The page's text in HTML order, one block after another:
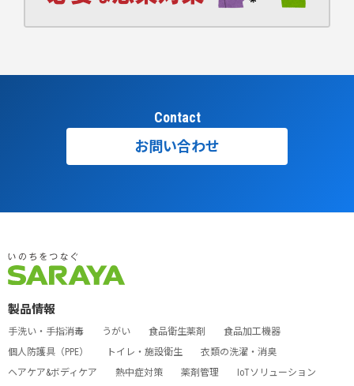
Contact
お問い合わせ
製品情報
手洗い・手指消毒 うがい 食品衛生薬剤
食品加工機器
個人防護具（PPE）
トイレ・施設衛生
衣類の洗濯・消臭
ヘアケア&ボディケア
熱中症対策 薬剤管理
IoTソリューション